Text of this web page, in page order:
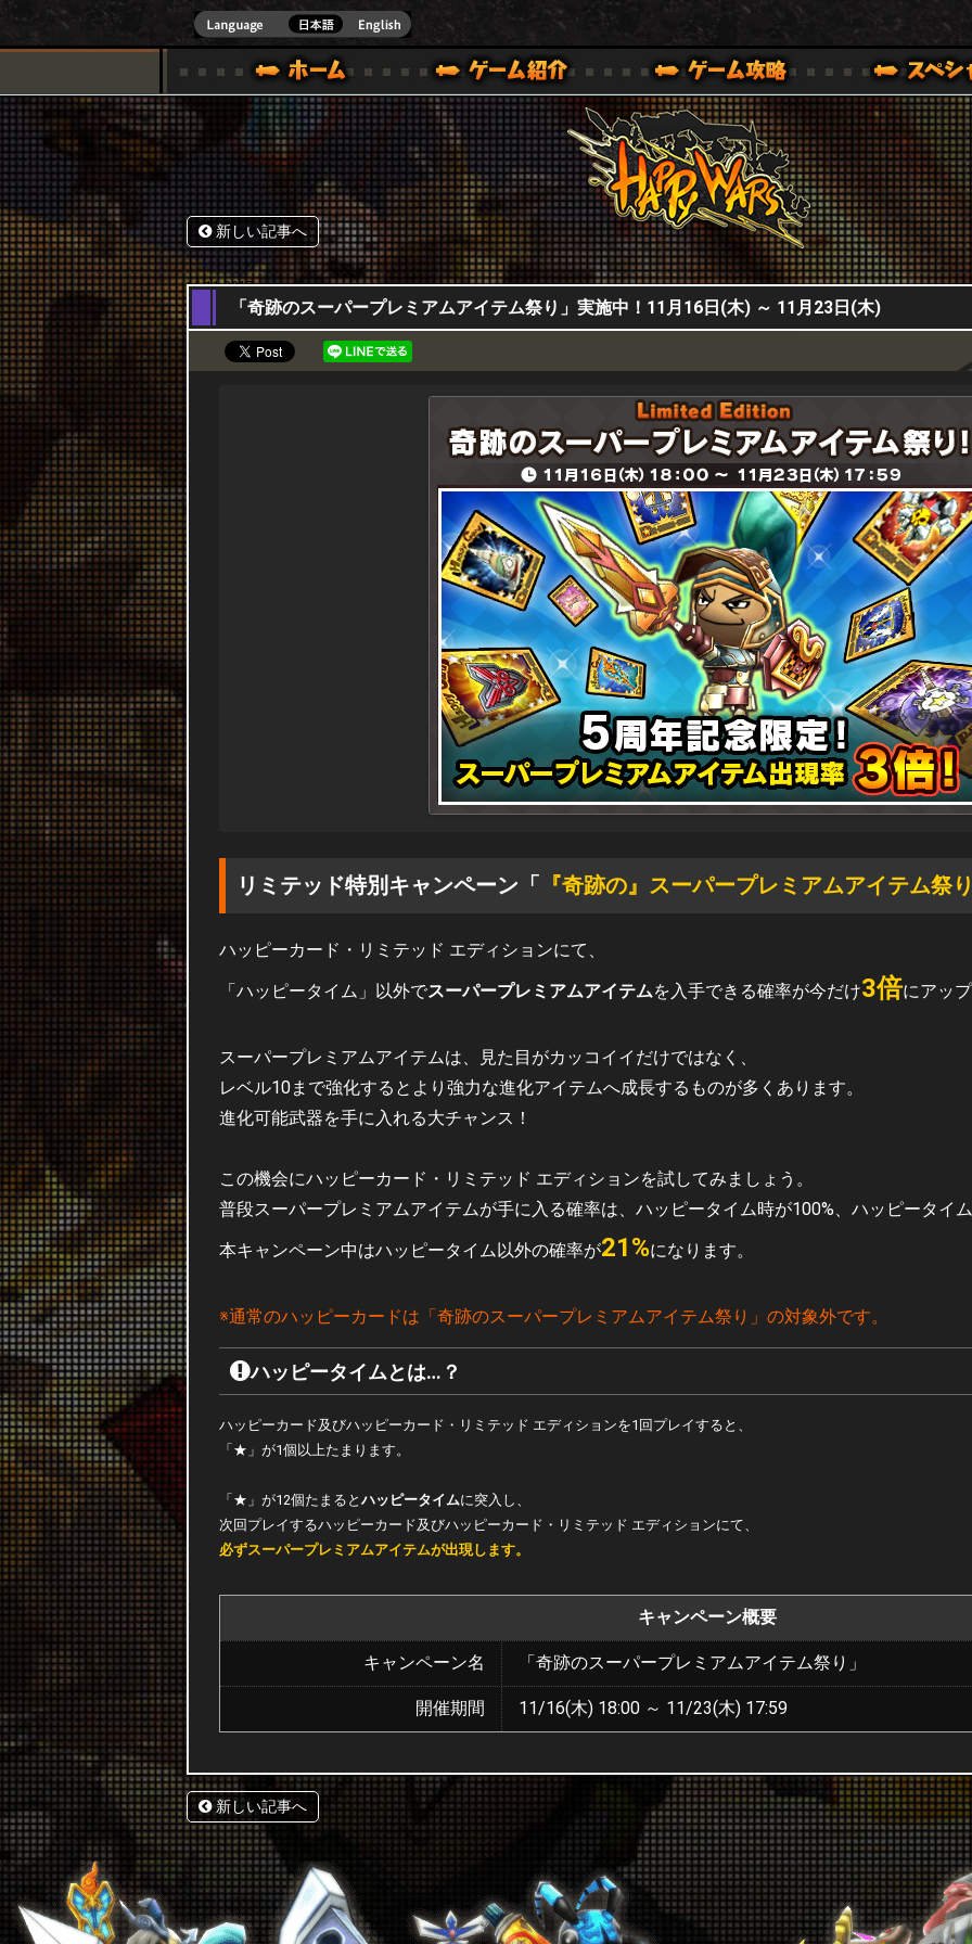
HappyWars
)公式サイト [ XBOX 360,XBOX ONE VER.]
ゲームガイド
スペシャル｜HAPPY WARS(ハッピーウォーズ)公式サイト [ XBOX 360,XBOX ONE VER.]
サポート | HAPPY WARS(ハッピーウォーズ)公式サイト [ XBOX 360,XBOX ONE VER.]
新しい記事へ
16,11,2017
「奇跡のスーパープレミアムアイテム祭り」実施中！11月16日(木) ～ 11月23日(木)
リミテッド特別キャンペーン「 『奇跡の』スーパープレミアムアイテム祭
ハッピーカード・リミテッド エディションにて、
「ハッピータイム」以外でスーパープレミアムアイテムを入手できる確率が今だけ3倍にアッ
スーパープレミアムアイテムは、見た目がカッコイイだけではなく、
レベル10まで強化するとより強力な進化アイテムへ成長するものが多くあります。
進化可能武器を手に入れる大チャンス！
この機会にハッピーカード・リミテッド エディションを試してみましょう。
普段スーパープレミアムアイテムが手に入る確率は、ハッピータイム時が100%、ハッピータイ
本キャンペーン中はハッピータイム以外の確率が21%になります。
※通常のハッピーカードは「奇跡のスーパープレミアムアイテム祭り」の対象外です。
ハッピータイムとは…？
ハッピーカード及びハッピーカード・リミテッド エディションを1回プレイすると、
「★」が1個以上たまります。
「★」が12個たまると ハッピータイムに突入し、
次回プレイするハッピーカード及びハッピーカード・リミテッド エディションにて、
必ずスーパープレミアムアイテムが出現します。
キャンペーン概要
キャンペーン名 「奇跡のスーパープレミアムアイテム祭り」
開催期間 11/16(木) 18:00 ～ 11/23(木) 17:59
新しい記事へ